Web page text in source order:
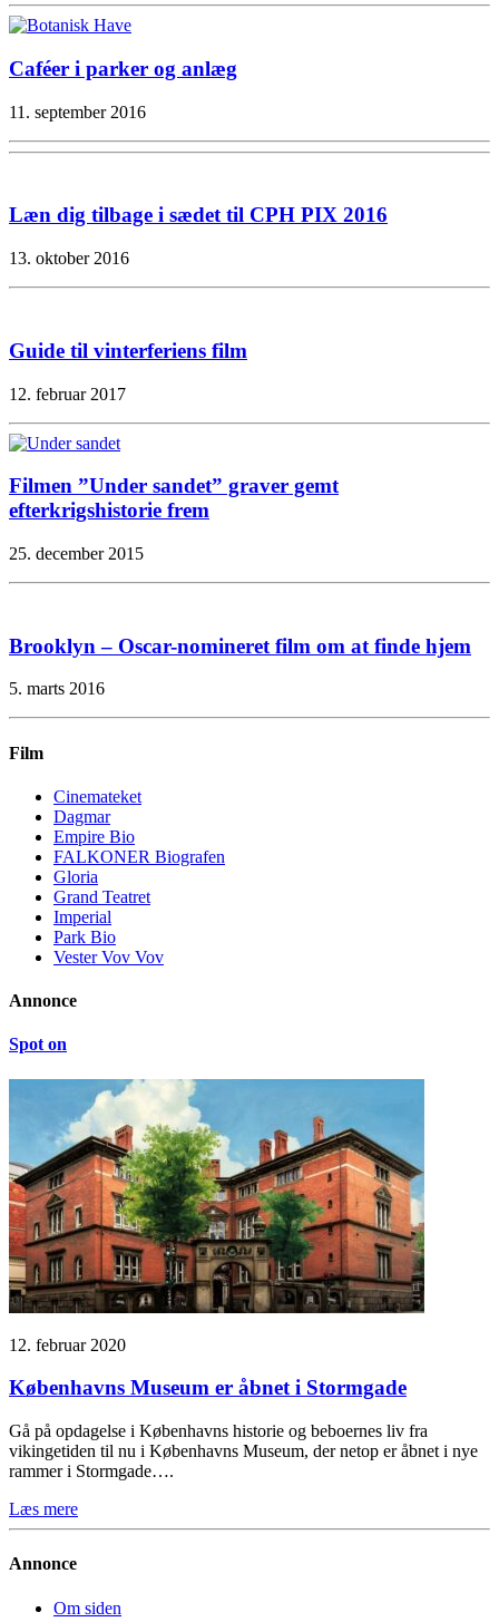
Caféer i parker og anlæg
11. september 2016
Læn dig tilbage i sædet til CPH PIX 2016
13. oktober 2016
Guide til vinterferiens film
12. februar 2017
Filmen ”Under sandet” graver gemt
efterkrigshistorie frem
25. december 2015
Brooklyn – Oscar-nomineret film om at finde hjem
5. marts 2016
Film
Cinemateket
Dagmar
Empire Bio
FALKONER Biografen
Gloria
Grand Teatret
Imperial
Park Bio
Vester Vov Vov
Annonce
Spot on
12. februar 2020
Københavns Museum er åbnet i Stormgade
Gå på opdagelse i Københavns historie og beboernes liv fra
vikingetiden til nu i Københavns Museum, der netop er åbnet i nye
rammer i Stormgade….
Læs mere
Annonce
Om siden